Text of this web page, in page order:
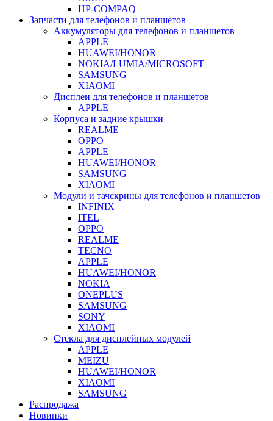
HP-COMPAQ
Запчасти для телефонов и планшетов
Аккумуляторы для телефонов и планшетов
APPLE
HUAWEI/HONOR
NOKIA/LUMIA/MICROSOFT
SAMSUNG
XIAOMI
Дисплеи для телефонов и планшетов
APPLE
Корпуса и задние крышки
REALME
OPPO
APPLE
HUAWEI/HONOR
SAMSUNG
XIAOMI
Модули и тачскрины для телефонов и планшетов
INFINIX
ITEL
OPPO
REALME
TECNO
APPLE
HUAWEI/HONOR
NOKIA
ONEPLUS
SAMSUNG
SONY
XIAOMI
Стёкла для дисплейных модулей
APPLE
MEIZU
HUAWEI/HONOR
XIAOMI
SAMSUNG
Распродажа
Новинки